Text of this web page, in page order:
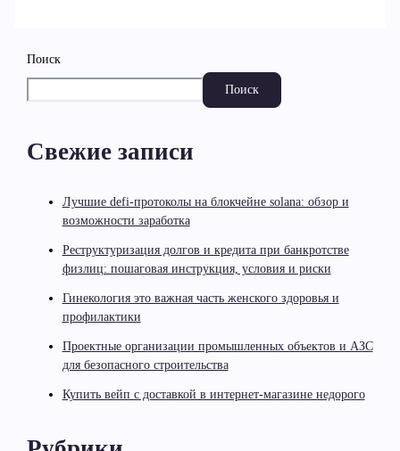
Поиск
Поиск
Свежие записи
Лучшие defi-протоколы на блокчейне solana: обзор и
возможности заработка
Реструктуризация долгов и кредита при банкротстве
физлиц: пошаговая инструкция, условия и риски
Гинекология это важная часть женского здоровья и
профилактики
Проектные организации промышленных объектов и АЗС
для безопасного строительства
Купить вейп с доставкой в интернет-магазине недорого